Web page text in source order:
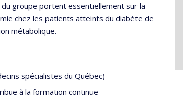
du groupe portent essentiellement sur la
chez les patients atteints du diabète de
métabolique.
spécialistes du Québec)
à la formation continue